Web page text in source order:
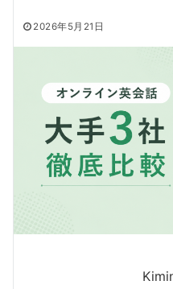
2026年5月21日